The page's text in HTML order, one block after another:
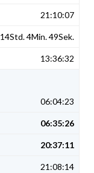
21:10:07
14Std. 4Min. 49Sek.
13:36:32
06:04:23
06:35:26
20:37:11
21:08:14